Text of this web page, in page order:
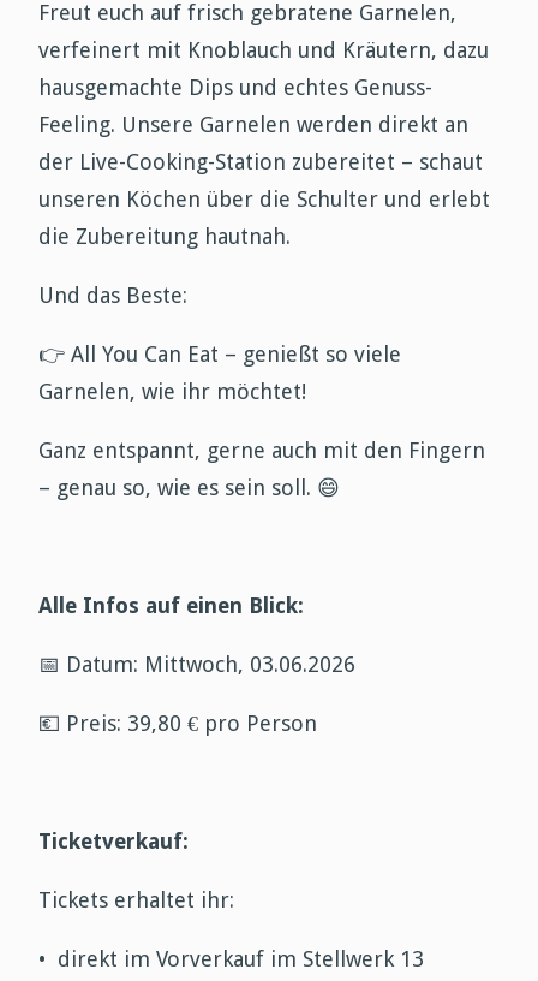
Freut euch auf frisch gebratene Garnelen,
verfeinert mit Knoblauch und Kräutern, dazu
hausgemachte Dips und echtes Genuss-
Feeling. Unsere Garnelen werden direkt an
der Live-Cooking-Station zubereitet – schaut
unseren Köchen über die Schulter und erlebt
die Zubereitung hautnah.
Und das Beste:
👉 All You Can Eat – genießt so viele
Garnelen, wie ihr möchtet!
Ganz entspannt, gerne auch mit den Fingern
– genau so, wie es sein soll. 😄
Alle Infos auf einen Blick:
📅 Datum: Mittwoch, 03.06.2026
💶 Preis: 39,80 € pro Person
Ticketverkauf:
Tickets erhaltet ihr:
• direkt im Vorverkauf im Stellwerk 13